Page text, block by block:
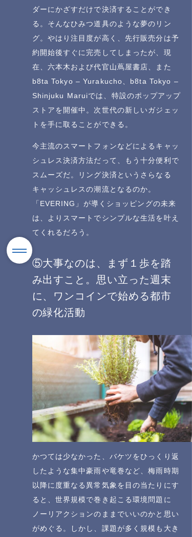
ダーにかざすだけで決済することができ
る。そんなひみつ道具のような夢のリン
グ。やはり注目度が高く、先行販売分は予
約開始後すぐに完売してしまったが、現
在、六本木および代官山蔦屋書店、また
b8ta Tokyo – Yurakucho、b8ta Tokyo –
Shinjuku Maruiでは、特設のポップアップ
ストアを開催中。次世代の新しいガジェッ
トを手に取ることができる。
今主流のスマートフォンなどによるキャッ
シュレス決済方法だって、もう十分便利で
スムーズだ。リング決済というさらなる
キャッシュレスの潮流となるのか。
「EVERING」が導くショッピングの未来
は、よりスマートでシンプルな生活を叶え
てくれるだろう。
⑤大事なのは、まず１歩を踏
み出すこと。思い立った週末
に、ワンコインで始める都市
の緑化活動
かつては少なかった、バケツをひっくり返
したような集中豪雨や竜巻など、梅雨時期
以降に度重なる異常気象を目の当たりにす
ると、世界規模で巻き起こる環境問題に
ノーリアクションのままでいいのかと思い
がめぐる。しかし、課題が多く規模も大き